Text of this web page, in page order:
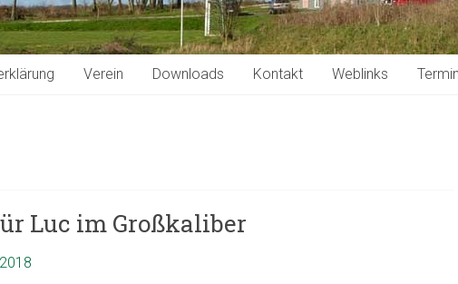
Verein Downloads Kontakt Weblinks
Luc im Großkaliber